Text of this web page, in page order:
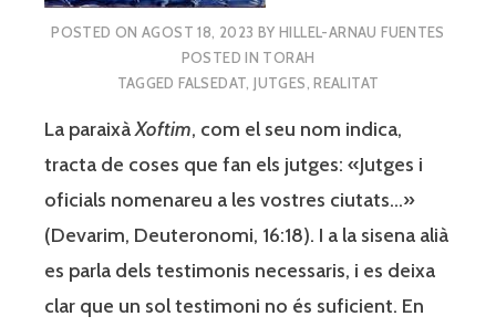
POSTED ONAGOST 18, 2023 BYHILLEL-ARNAU FUENTES
POSTED IN TORAH
TAGGEDFALSEDAT,JUTGES,REALITAT
La paraixàXoftim, com el seu nom indica,
tracta de coses que fan els jutges: «Jutges i
oficials nomenareu a les vostres ciutats…»
(Devarim, Deuteronomi, 16:18). I a la sisena alià
es parla dels testimonis necessaris, i es deixa
clar que un sol testimoni no és suficient. En